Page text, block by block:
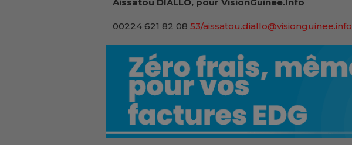
00224 621 82 08 53/aissatou.diallo@visionguinee.info